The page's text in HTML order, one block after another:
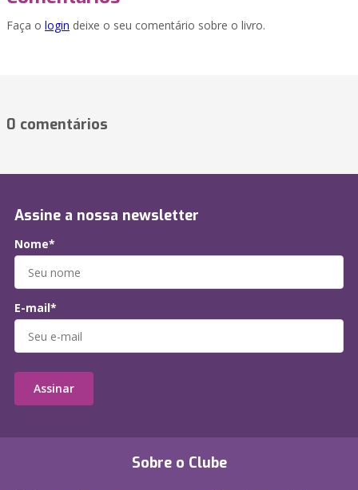
Faça o login deixe o seu comentário sobre o livro.
0 comentários
Sobre o Clube
Assine a nossa newsletter
Nome*
E-mail*
Assinar